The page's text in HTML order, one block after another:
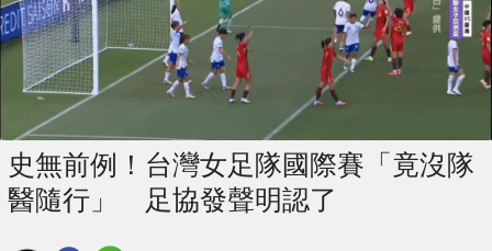
史無前例！台灣女足隊國際賽「竟沒隊
醫隨行」 足協發聲明認了